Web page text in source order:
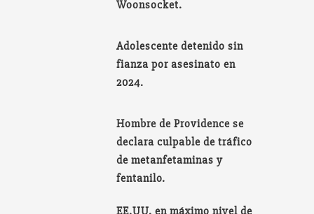
Woonsocket.
Adolescente detenido sin
fianza por asesinato en
2024.
Hombre de Providence se
declara culpable de tráfico
de metanfetaminas y
fentanilo.
EE.UU. en máximo nivel de